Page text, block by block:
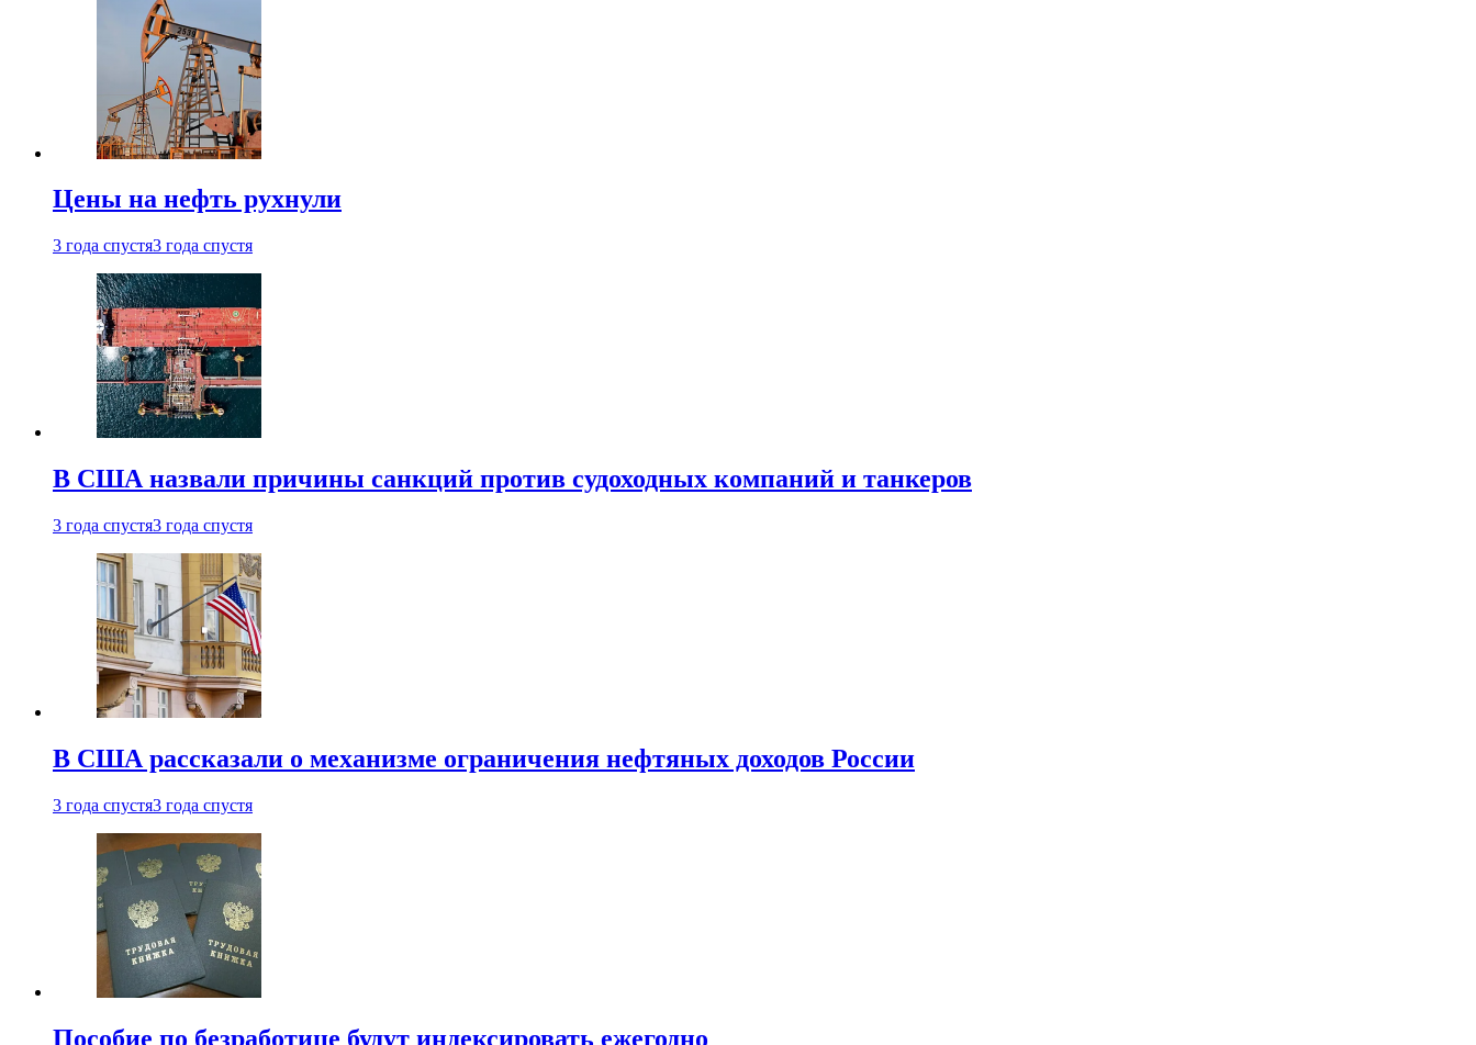
Цены на нефть рухнули
3 года спустя3 года спустя
В США назвали причины санкций против судоходных компаний и танкеров
3 года спустя3 года спустя
В США рассказали о механизме ограничения нефтяных доходов России
3 года спустя3 года спустя
Пособие по безработице будут индексировать ежегодно